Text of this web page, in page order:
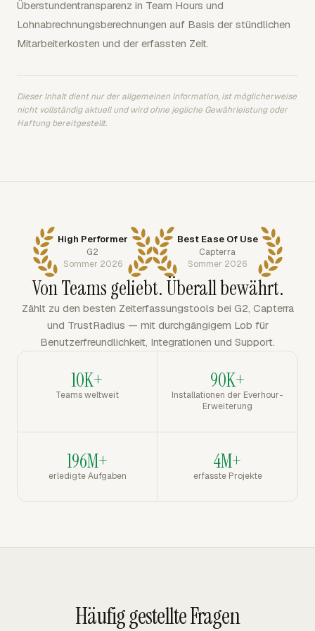
Überstundentransparenz in Team Hours und
Lohnabrechnungsberechnungen auf Basis der stündlichen
Mitarbeiterkosten und der erfassten Zeit.
Dieser Inhalt dient nur der allgemeinen Information, ist möglicherweise
nicht vollständig aktuell und wird ohne jegliche Gewährleistung oder
Haftung bereitgestellt.
High Performer
G2
Sommer 2026
Best Ease Of Use
Capterra
Sommer 2026
Von Teams geliebt. Überall bewährt.
Zählt zu den besten Zeiterfassungstools bei G2, Capterra
und TrustRadius — mit durchgängigem Lob für
Benutzerfreundlichkeit, Integrationen und Support.
10K+
Teams weltweit
90K+
Installationen der Everhour-
Erweiterung
196M+
erledigte Aufgaben
4M+
erfasste Projekte
Häufig gestellte Fragen